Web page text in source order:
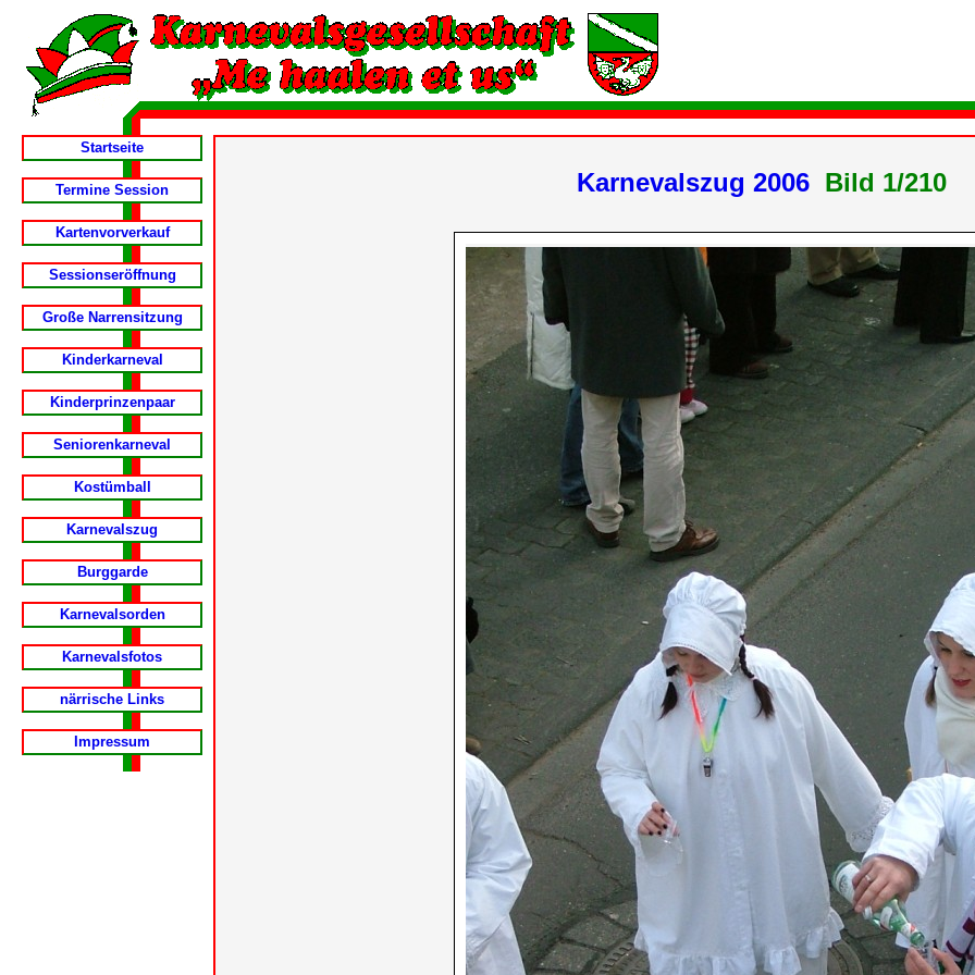
Startseite
Termine Session
Kartenvorverkauf
Sessionseröffnung
Große Narrensitzung
Kinderkarneval
Kinderprinzenpaar
Seniorenkarneval
Kostümball
Karnevalszug
Burggarde
Karnevalsorden
Karnevalsfotos
närrische Links
Impressum
Karnevalszug 2006Bild 1/